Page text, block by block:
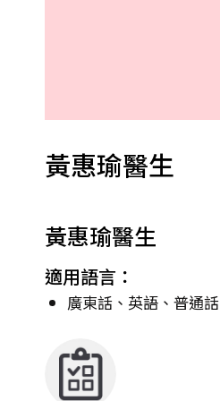
黃惠瑜醫生
黃惠瑜醫生
適用語言：
廣東話、英語、普通話